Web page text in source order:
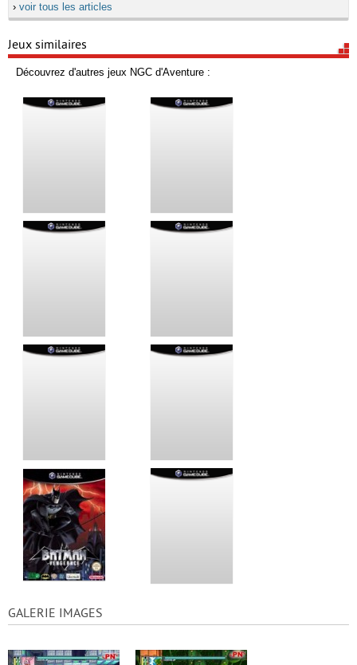
› voir tous les articles
Jeux similaires
Découvrez d'autres jeux NGC d'Aventure :
GALERIE IMAGES